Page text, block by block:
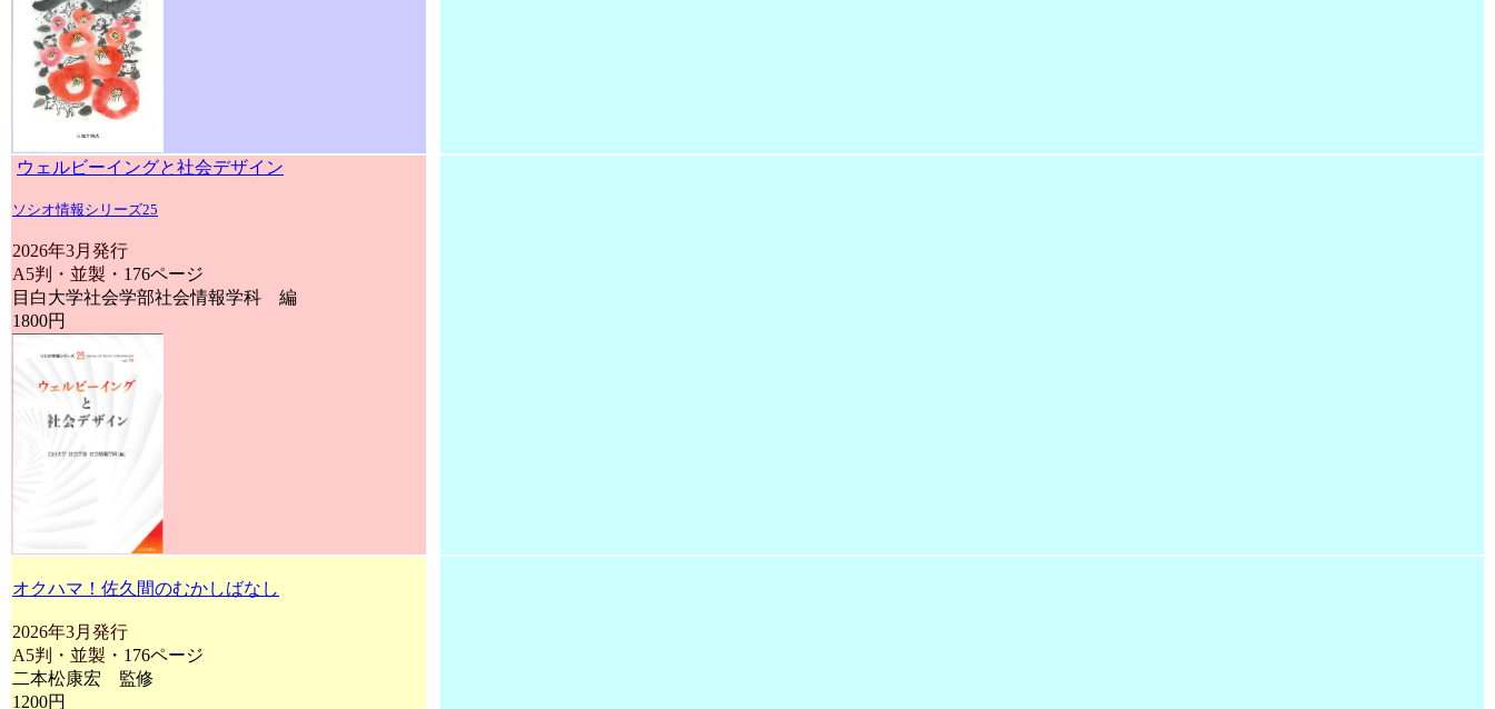
ウェルビーイングと社会デザイン
ソシオ情報シリーズ25
2026年3月発行
A5判・並製 ・176ページ
目白大学社会学部社会情報学科 編
1800円
オクハマ！佐久間のむかしばなし
2026年3月発行
A5判・並製 ・176ページ
二本松康宏 監修
1200円